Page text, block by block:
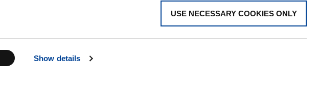
Show details
USE NECESSARY COOKIES ONLY